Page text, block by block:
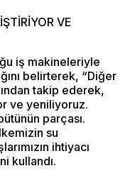
VE
iş makineleriyle
belirterek, “Diğer
takip ederek,
ve yeniliyoruz.
parçası.
su
ihtiyacı
kullandı.